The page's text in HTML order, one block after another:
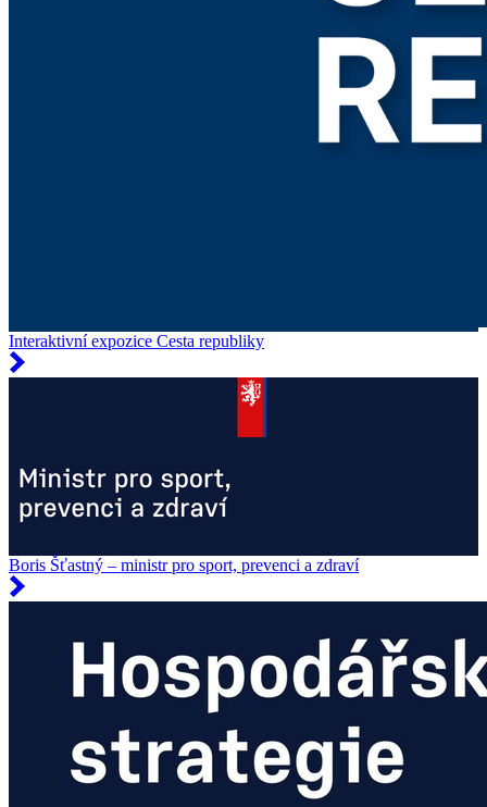
Interaktivní expozice Cesta republiky
Boris Šťastný – ministr pro sport, prevenci a zdraví